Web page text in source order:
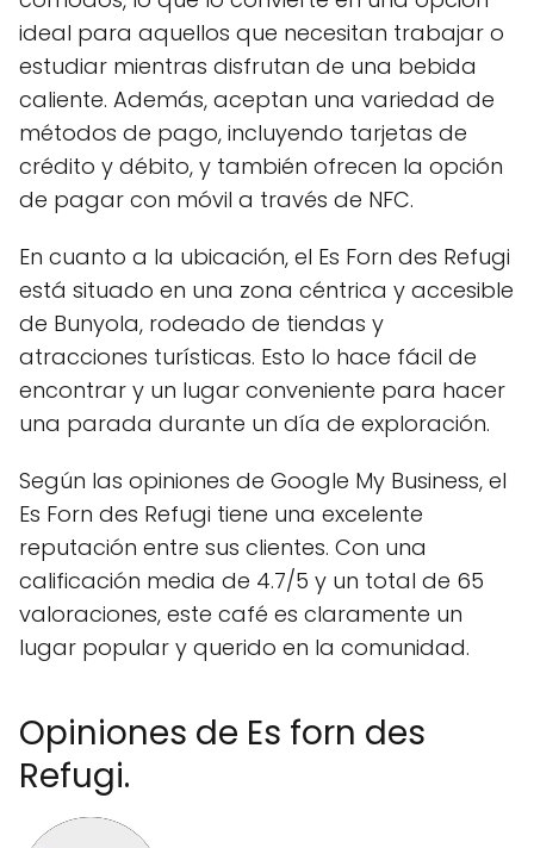
ideal para aquellos que necesitan trabajar o
estudiar mientras disfrutan de una bebida
caliente. Además, aceptan una variedad de
métodos de pago, incluyendo tarjetas de
crédito y débito, y también ofrecen la opción
de pagar con móvil a través de NFC.
En cuanto a la ubicación, el Es Forn des Refugi
está situado en una zona céntrica y accesible
de Bunyola, rodeado de tiendas y
atracciones turísticas. Esto lo hace fácil de
encontrar y un lugar conveniente para hacer
una parada durante un día de exploración.
Según las opiniones de Google My Business, el
Es Forn des Refugi tiene una excelente
reputación entre sus clientes. Con una
calificación media de 4.7/5 y un total de 65
valoraciones, este café es claramente un
lugar popular y querido en la comunidad.
Opiniones de Es forn des
Refugi.